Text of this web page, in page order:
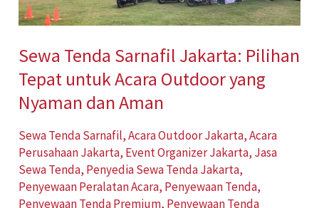
Sewa Tenda Sarnafil Jakarta: Pilihan
Tepat untuk Acara Outdoor yang
Nyaman dan Aman
Sewa Tenda Sarnafil,Acara Outdoor Jakarta,Acara
Perusahaan Jakarta, Event Organizer Jakarta, Jasa
Sewa Tenda, Penyedia Sewa Tenda Jakarta,
Penyewaan Peralatan Acara, Penyewaan Tenda,
Penyewaan Tenda Premium, Penyewaan Tenda
untuk
Acara
Outdoor
yang
Nyaman
Aman